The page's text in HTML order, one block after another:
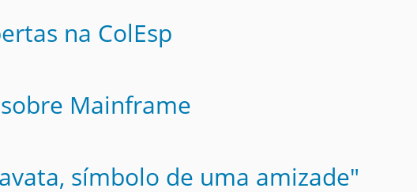
na ColEsp
Mainframe
símbolo de uma amizade"